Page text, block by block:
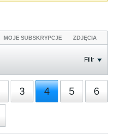
MOJE SUBSKRYPCJE ZDJĘCIA
Filtr
3 4 5 6